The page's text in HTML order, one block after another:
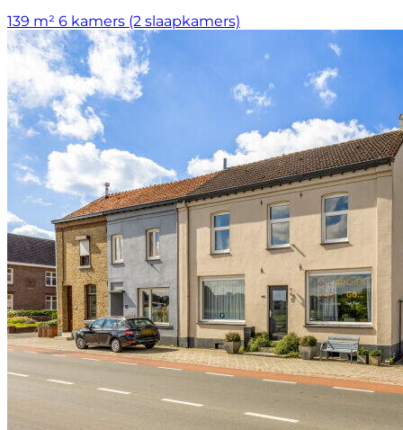
139 m² 6 kamers (2 slaapkamers)